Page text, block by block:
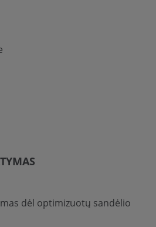
dėl optimizuotų sandėlio